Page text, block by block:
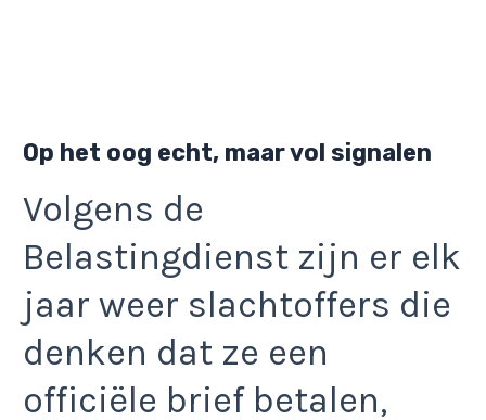
Op het oog echt, maar vol signalen
Volgens de
Belastingdienst zijn er elk
jaar weer slachtoffers die
denken dat ze een
officiële brief betalen,